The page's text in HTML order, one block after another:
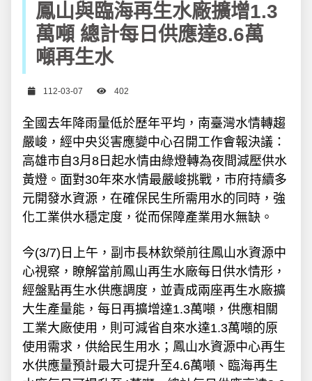
鳳山與臨海再生水廠擴增1.3
萬噸 總計每日供應達8.6萬
噸再生水
日期
112-03-07 瀏覽次數
402
全國去年降雨量低於歷年平均，南臺灣水情轉趨
嚴峻，經中央災害應變中心召開工作會報決議：
高雄市自3月8日起水情由綠燈轉為夜間減壓供水
黃燈。面對30年來水情最嚴峻挑戰，市府持續多
元開發水資源，在確保民生所需用水的同時，強
化工業供水穩定度，從而保障產業用水無缺。
今(3/7)日上午，副市長林欽榮前往鳳山水資源中
心視察，瞭解當前鳳山再生水廠每日供水情形，
經盤點再生水供應調度，並責成兩座再生水廠擴
大生產量能，每日再擴增達1.3萬噸，供應相關
工業大廠使用，則可減省自來水達1.3萬噸的原
使用需求，供給民生用水；鳳山水資源中心再生
水供應量預計最大可提升至4.6萬噸、臨海再生